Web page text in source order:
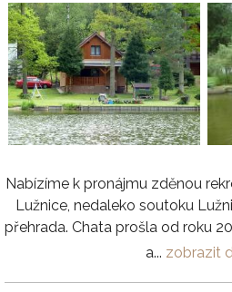
Nabízíme k pronájmu zděnou
Lužnice, nedaleko soutoku
přehrada. Chata prošla od roku
a... zobrazit